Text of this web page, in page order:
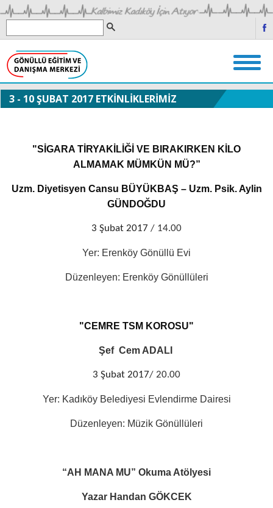
3 - 10 ŞUBAT 2017 ETKİNLİKLERİMİZ
"SİGARA TİRYAKİLİĞİ VE BIRAKIRKEN KİLO
ALMAMAK MÜMKÜN MÜ?”
Uzm. Diyetisyen Cansu BÜYÜKBAŞ – Uzm. Psik. Aylin
GÜNDOĞDU
3 Şubat 2017 / 14.00
Yer: Erenköy Gönüllü Evi
Düzenleyen: Erenköy Gönüllüleri
"CEMRE TSM KOROSU"
Şef Cem ADALI
3 Şubat 2017/ 20.00
Yer: Kadıköy Belediyesi Evlendirme Dairesi
Düzenleyen: Müzik Gönüllüleri
“AH MANA MU” Okuma Atölyesi
Yazar Handan GÖKCEK